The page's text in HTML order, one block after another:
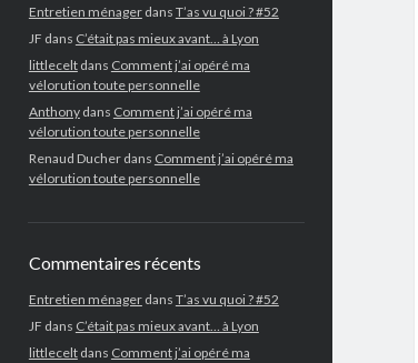
Entretien ménagerdans T’as vu quoi ? #52
JF dans C’était pas mieux avant… à Lyon
littleceltdans Comment j’ai opéré ma
vélorution toute personnelle
Anthonydans Comment j’ai opéré ma
vélorution toute personnelle
Renaud Ducherdans Comment j’ai opéré ma
vélorution toute personnelle
Commentaires récents
Entretien ménagerdans T’as vu quoi ? #52
JF dans C’était pas mieux avant… à Lyon
littleceltdans Comment j’ai opéré ma